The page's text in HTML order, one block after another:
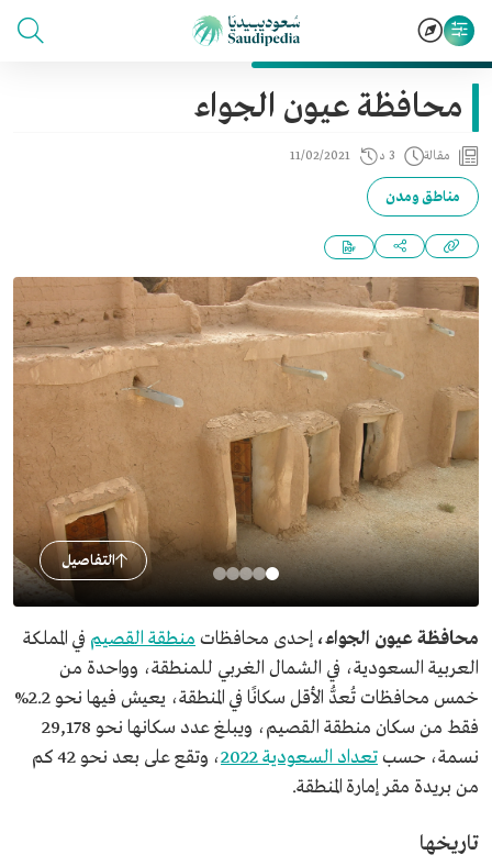
محافظة عيون الجواء
مقالة 3 د 11/02/2021
مناطق ومدن
التفاصيل
محافظة عيون الجواء،إحدى محافظات منطقة القصيم في المملكة
العربية السعودية، في الشمال الغربي للمنطقة، وواحدة من
خمس محافظات تُعدُّ الأقل سكانًا في المنطقة، يعيش فيها نحو 2.2%
فقط من سكان منطقة القصيم، ويبلغ عدد سكانها نحو 29,178
نسمة، حسبتعداد السعودية 2022
، وتقع على بعد نحو 42 كم
من بريدة مقر إمارة المنطقة.
تاريخها